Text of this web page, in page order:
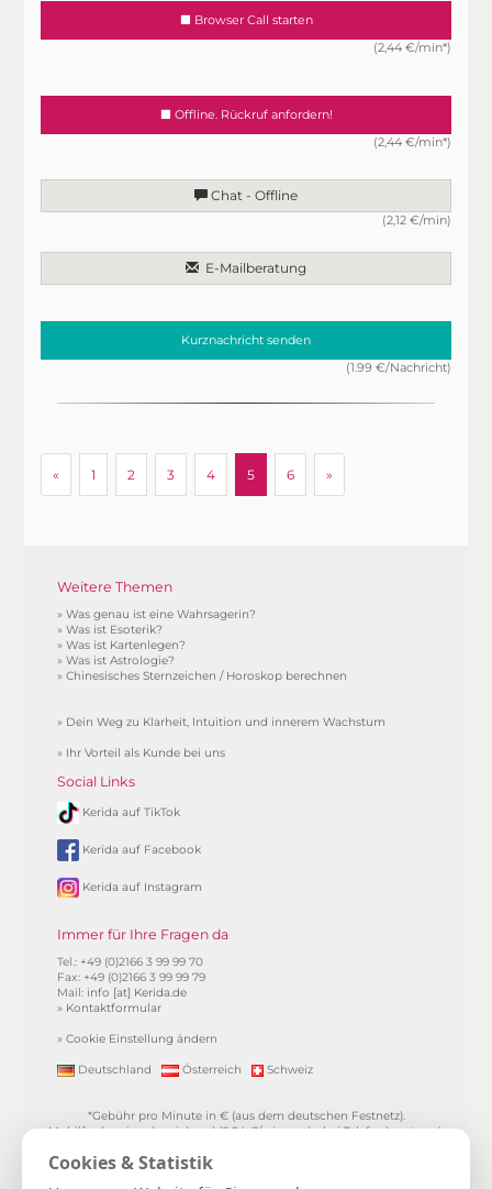
Browser Call starten
(2,44 €/min*)
Offline. Rückruf anfordern!
(2,44 €/min*)
Chat - Offline
(2,12 €/min)
E-Mailberatung
Kurznachricht senden
(1.99 €/Nachricht)
« zurück
1 2 3 4 5 6 »
Weitere Themen
»Was genau ist eine Wahrsagerin?
»Was ist Esoterik?
»Was ist Kartenlegen?
»Was ist Astrologie?
»Chinesisches Sternzeichen / Horoskop berechnen
» Dein Weg zu Klarheit, Intuition und innerem Wachstum
» Ihr Vorteil als Kunde bei uns
Social Links
Kerida auf TikTok
Kerida auf Facebook
Kerida auf Instagram
Immer für Ihre Fragen da
Tel.: +49 (0)2166 3 99 99 70
Fax: +49 (0)2166 3 99 99 79
Mail: info [at] Kerida.de
» Kontaktformular
»Cookie Einstellung ändern
Deutschland Österreich Schweiz
*Gebühr pro Minute in € (aus dem deutschen Festnetz).
Mobilfunkpreise abweichend (0,24 €/min. mehr bei Telefonberatung).
**1.99€/min aus allen dt. Netzen
Cookies & Statistik